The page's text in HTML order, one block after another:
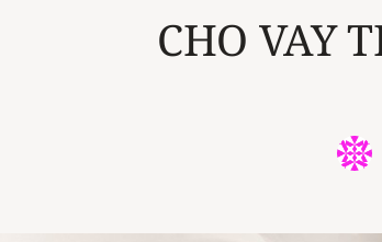
CHO VAY